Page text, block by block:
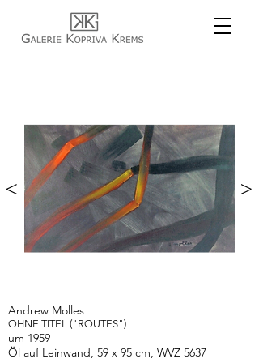
< >
Andrew Molles
OHNE TITEL ("ROUTES")
um 1959
Öl auf Leinwand, 59 x 95 cm, WVZ 5637